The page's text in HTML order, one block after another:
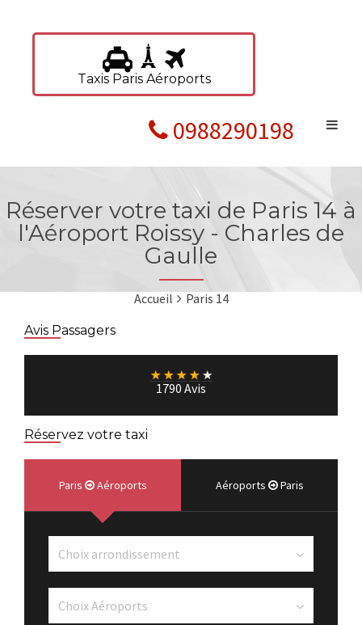
Taxis Paris Aéroports
0988290198
Réserver votre taxi de Paris 14 à
l'Aéroport Roissy - Charles de
Gaulle
Accueil Paris 14
Avis Passagers
★ ★ ★ ★ ★
1790 Avis
Réservez votre taxi
Paris Aéroports Aéroports Paris